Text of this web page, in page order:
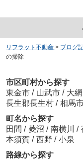
リフラット不動産 > ブログ
の掃除
市区町村から探す
東金市 / 山武市 / 大
長生郡長生村 / 相馬
町名から探す
田間 / 菱沼 / 南横川 /
本須賀 / 西野 / 小泉
路線から探す